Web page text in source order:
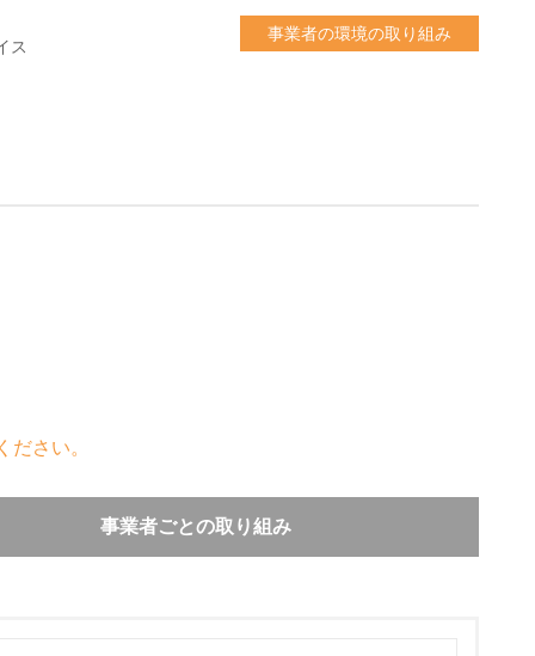
ス
事業者の環境の取り組み
さい。
事業者ごとの取り組み